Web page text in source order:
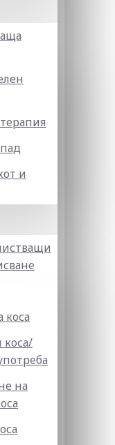
и
коса
коса/
на